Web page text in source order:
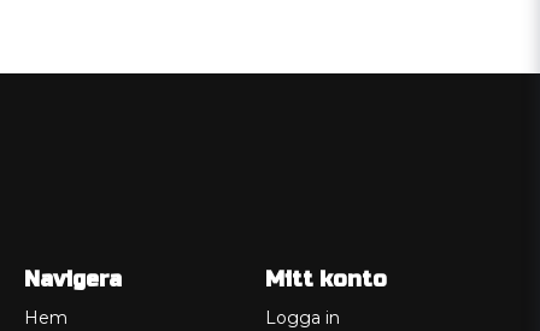
Navigera
Hem
Mitt konto
Logga in